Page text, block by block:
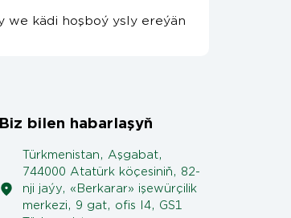
we kädi hoşboý ysly ereýän
Biz bilen habarlaşyň
Türkmenistan, Aşgabat,
744000 Atatürk köçesiniň, 82-
nji jaýy, «Berkarar» işewürçilik
merkezi, 9 gat, ofis I4, GS1